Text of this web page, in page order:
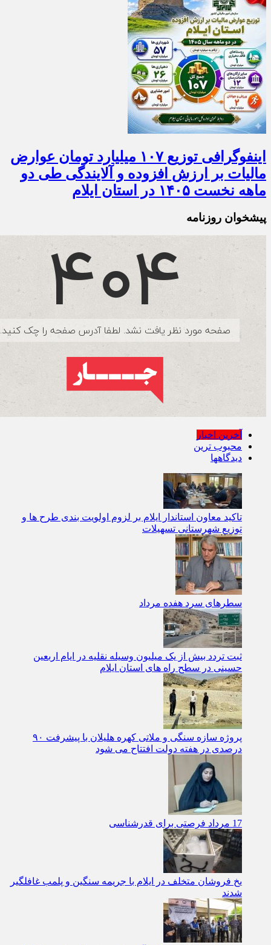
اینفوگرافی توزیع ۱۰۷ میلیارد تومان عوارض
مالیات بر ارزش افزوده و آلایندگی طی دو
ماهه نخست ۱۴۰۵ در استان ایلام
پیشخوان روزنامه
آخرین اخبار
محبوب ترین
دیدگاهها
تاکید معاون استاندار ایلام بر لزوم اولویت‌ بندی طرح‌ ها و
توزیع شهرستانی تسهیلات
سطرهای سرد هفده مرداد
ثبت تردد بیش از یک میلیون وسیله نقلیه در ایام اربعین
حسینی در سطح راه‌ های استان ایلام
پروژه سازه سنگی و ملاتی کهره هلیلان با پیشرفت ۹۰
درصدی در هفته دولت افتتاح می شود
17 مرداد فرصتی برای قدرشناسی
یخ‌ فروشان متخلف در ایلام با جریمه سنگین و پلمب غافلگیر
شدند